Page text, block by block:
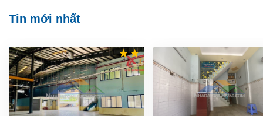
Tin mới nhất